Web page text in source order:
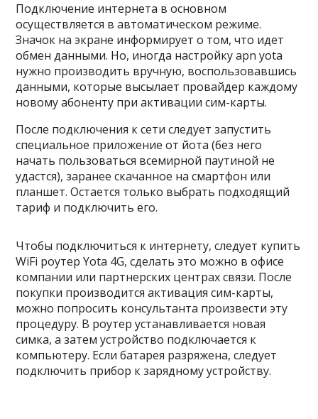
Подключение интернета в основном
осуществляется в автоматическом режиме.
Значок на экране информирует о том, что идет
обмен данными. Но, иногда настройку apn yota
нужно производить вручную, воспользовавшись
данными, которые высылает провайдер каждому
новому абоненту при активации сим-карты.
После подключения к сети следует запустить
специальное приложение от йота (без него
начать пользоваться всемирной паутиной не
удастся), заранее скачанное на смартфон или
планшет. Остается только выбрать подходящий
тариф и подключить его.
Чтобы подключиться к интернету, следует купить
WiFi роутер Yota 4G, сделать это можно в офисе
компании или партнерских центрах связи. После
покупки производится активация сим-карты,
можно попросить консультанта произвести эту
процедуру. В роутер устанавливается новая
симка, а затем устройство подключается к
компьютеру. Если батарея разряжена, следует
подключить прибор к зарядному устройству.